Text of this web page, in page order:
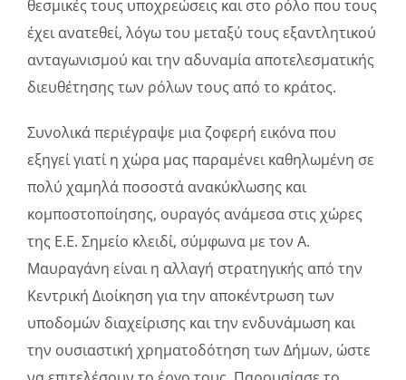
θεσμικές τους υποχρεώσεις και στο ρόλο που τους
έχει ανατεθεί, λόγω του μεταξύ τους εξαντλητικού
ανταγωνισμού και την αδυναμία αποτελεσματικής
διευθέτησης των ρόλων τους από το κράτος.
Συνολικά περιέγραψε μια ζοφερή εικόνα που
εξηγεί γιατί η χώρα μας παραμένει καθηλωμένη σε
πολύ χαμηλά ποσοστά ανακύκλωσης και
κομποστοποίησης, ουραγός ανάμεσα στις χώρες
της Ε.Ε. Σημείο κλειδί, σύμφωνα με τον Α.
Μαυραγάνη είναι η αλλαγή στρατηγικής από την
Κεντρική Διοίκηση για την αποκέντρωση των
υποδομών διαχείρισης και την ενδυνάμωση και
την ουσιαστική χρηματοδότηση των Δήμων, ώστε